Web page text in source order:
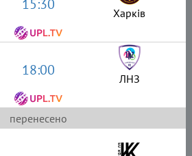
15:30 Харків
18:00 ЛНЗ
перенесено